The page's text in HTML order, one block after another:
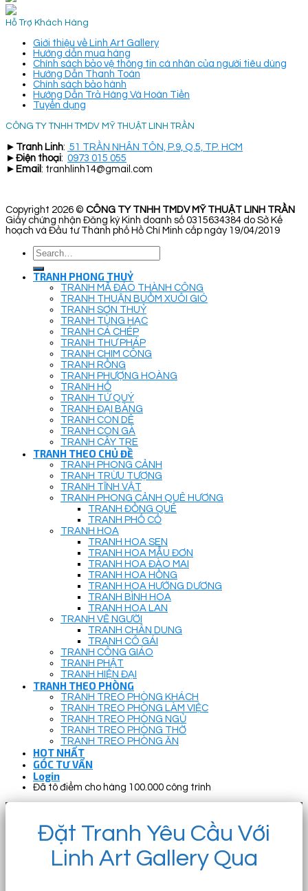
Hỗ Trợ Khách Hàng
Giới thiệu về Linh Art Gallery
Hướng dẫn mua hàng
Chính sách bảo vệ thông tin cá nhân của người tiêu dùng
Hướng Dẫn Thanh Toán
Chính sách bảo hành
Hướng Dẫn Trả Hàng Và Hoàn Tiền
Tuyển dụng
CÔNG TY TNHH TMDV MỸ THUẬT LINH TRẦN
► Tranh Linh: 51 TRẦN NHÂN TÔN, P.9, Q.5, TP. HCM
► Điện thoại: 0973 015 055
► Email : tranhlinh14@gmail.com
Copyright 2026 © CÔNG TY TNHH TMDV MỸ THUẬT LINH TRẦN
Giấy chứng nhận Đăng ký Kinh doanh số 0315634384 do Sở Kế
hoạch và Đầu tư Thành phố Hồ Chí Minh cấp ngày 19/04/2019
Search
for:
TRANH PHONG THUỶ
TRANH MÃ ĐÁO THÀNH CÔNG
TRANH THUẬN BUỒM XUÔI GIÓ
TRANH SƠN THUỶ
TRANH TÙNG HẠC
TRANH CÁ CHÉP
TRANH THƯ PHÁP
TRANH CHIM CÔNG
TRANH RỒNG
TRANH PHƯỢNG HOÀNG
TRANH HỔ
TRANH TỨ QUÝ
TRANH ĐẠI BÀNG
TRANH CON DÊ
TRANH CON GÀ
TRANH CÂY TRE
TRANH THEO CHỦ ĐỀ
TRANH PHONG CẢNH
TRANH TRỪU TƯỢNG
TRANH TĨNH VẬT
TRANH PHONG CẢNH QUÊ HƯƠNG
TRANH ĐỒNG QUÊ
TRANH PHỐ CỔ
TRANH HOA
TRANH HOA SEN
TRANH HOA MẪU ĐƠN
TRANH HOA ĐÀO MAI
TRANH HOA HỒNG
TRANH HOA HƯỚNG DƯƠNG
TRANH BÌNH HOA
TRANH HOA LAN
TRANH VẼ NGƯỜI
TRANH CHÂN DUNG
TRANH CÔ GÁI
TRANH CÔNG GIÁO
TRANH PHẬT
TRANH HIỆN ĐẠI
TRANH THEO PHÒNG
TRANH TREO PHÒNG KHÁCH
TRANH TREO PHÒNG LÀM VIỆC
TRANH TREO PHÒNG NGỦ
TRANH TREO PHÒNG THỜ
TRANH TREO PHÒNG ĂN
HOT NHẤT
GÓC TƯ VẤN
Login
Đã tô điểm cho hàng 100.000 công trình
Đặt Tranh Yêu Cầu Với
Linh Art Gallery Qua